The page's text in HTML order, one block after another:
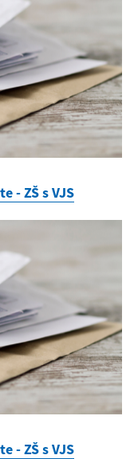
- ZŠ s VJS
- ZŠ s VJS